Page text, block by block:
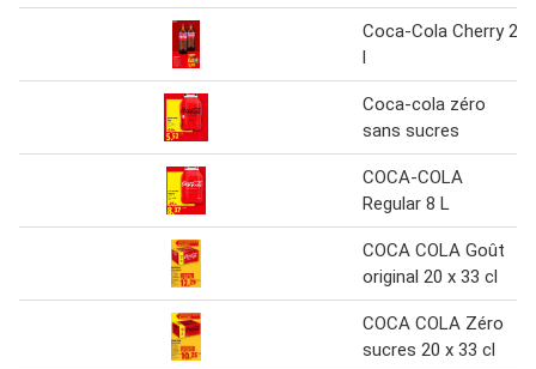
Coca-Cola Cherry 2
l
Coca-cola zéro
sans sucres
COCA-COLA
Regular 8 L
COCA COLA Goût
original 20 x 33 cl
COCA COLA Zéro
sucres 20 x 33 cl